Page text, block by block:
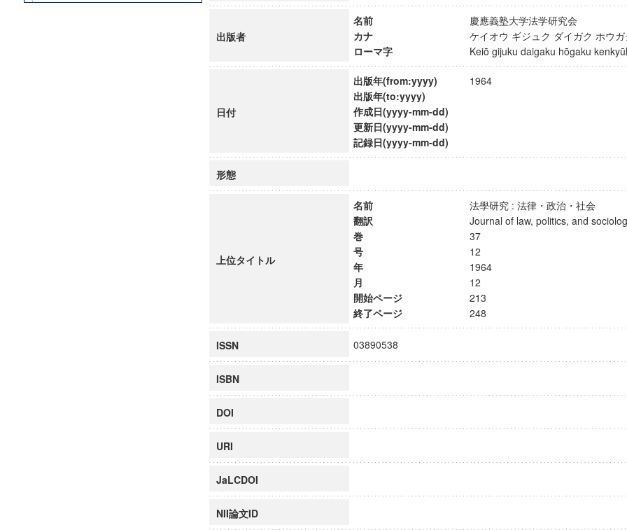
デジタルメディア・コンテンツ統合研究センター
慶應義塾大学グローバルCOEプログラム市民社会ガバナンス教育研究センター
慶應義塾大学グローバルCOEプログラム論理と感性の先端的教育研究拠点
出版者
名前
慶應義塾大学法学研究会
カナ
ケイオウ ギジュク ダイガク ホウ
ローマ字
Keiō gijuku daigaku hōgaku
日付
出版年(from:yyyy)
1964
出版年(to:yyyy)
作成日(yyyy-mm-dd)
更新日(yyyy-mm-dd)
記録日(yyyy-mm-dd)
形態
上位タイトル
名前
法學研究 : 法律・政治・社会
翻訳
Journal of law, politics, and
巻
37
号
12
年
1964
月
12
開始ページ
213
終了ページ
248
ISSN 03890538
ISBN
DOI
URI
JaLCDOI
NII論文ID